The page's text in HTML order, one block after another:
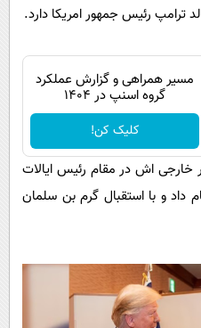
وحشترامپ رئیس جمهور امریکا دارد.
مسیر همراهی و گزارش عملکرد
گروه اسنپ در ۱۴۰۴
کلیک کن!
خارجی اش در مقام رئیس ایالات
داد و با استقبال گرم بن سلمان